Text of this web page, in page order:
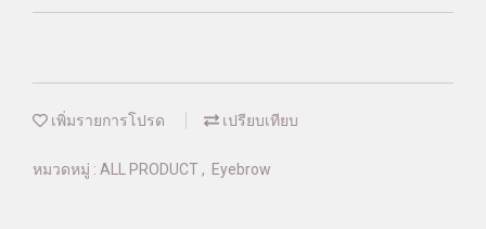
เพิ่มรายการโปรด เปรียบเทียบ
หมวดหมู่ : ALL PRODUCT , Eyebrow